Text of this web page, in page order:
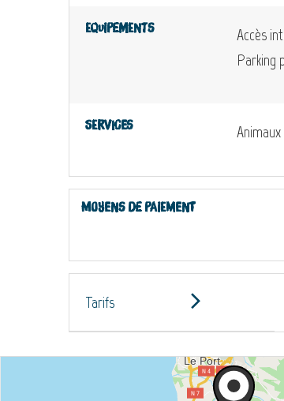
Equipements
Accès
Parking
Services
Moyens de paiement
Tarifs